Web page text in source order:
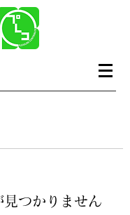
見つかりません